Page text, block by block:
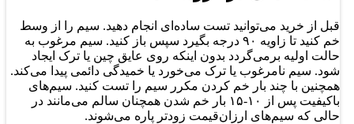
قبل از خرید می‌توانید تست ساده‌ای انجام دهید. سیم را از وسط
خم کنید تا زاویه ۹۰ درجه بگیرد سپس باز کنید. سیم مرغوب به
حالت اولیه برمی‌گردد بدون اینکه روی عایق چین یا ترک ایجاد
شود. سیم نامرغوب یا ترک می‌خورد یا خمیدگی دائمی پیدا می‌کند.
همچنین با چند بار خم کردن مکرر سیم را تست کنید. سیم‌های
باکیفیت پس از ۱۰-۱۵ بار خم شدن همچنان سالم می‌مانند در
حالی که سیم‌های ارزان‌قیمت زودتر پاره می‌شوند.